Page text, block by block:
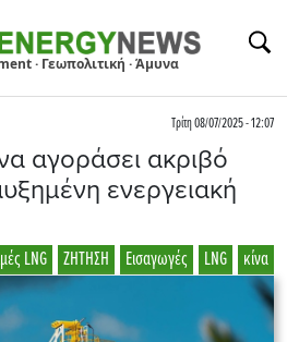
· Γεωπολιτική · Άμυνα
Τρίτη 08/07/2025 - 12:07
αγοράσει ακριβό
ενεργειακή
κίνα
LNG
Εισαγωγές
ΖΗΤΗΣΗ
LNG